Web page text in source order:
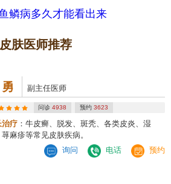
鳞病多久才能看出来
皮肤医师推荐
副主任医师
问诊4938 预约 3623
治疗 ：牛皮癣、脱发、斑秃、各类皮炎、湿
麻疹等常见皮肤疾病。
询问
电话 预约